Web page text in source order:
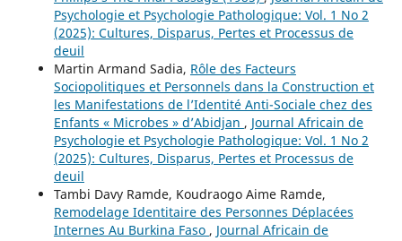
Psychologie et Psychologie Pathologique: Vol. 1 No 2
(2025): Cultures, Disparus, Pertes et Processus de
deuil
Martin Armand Sadia, Rôle des Facteurs
Sociopolitiques et Personnels dans la Construction et
les Manifestations de l’Identité Anti-Sociale chez des
Enfants « Microbes » d’Abidjan , Journal Africain de
Psychologie et Psychologie Pathologique: Vol. 1 No 2
(2025): Cultures, Disparus, Pertes et Processus de
deuil
Tambi Davy Ramde, Koudraogo Aime Ramde,
Remodelage Identitaire des Personnes Déplacées
Internes Au Burkina Faso , Journal Africain de